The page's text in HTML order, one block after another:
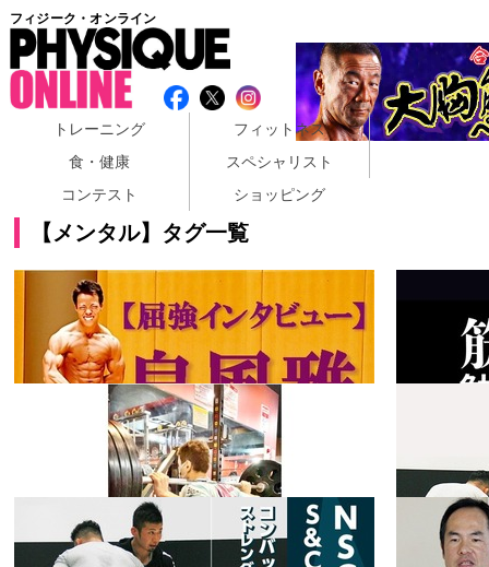
フィジーク・オンライン
トレーニング
フィットネス
食・健康
スペシャリスト
コンテスト
ショッピング
【メンタル】タグ一覧
2020.12.29 2020.08.23